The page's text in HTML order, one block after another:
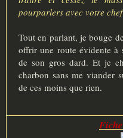
pourparlers avec votre
Tout en parlant, je bouge
offrir une route évidente
de son gros dard. Et je
charbon sans me viander
de ces moins que rien.